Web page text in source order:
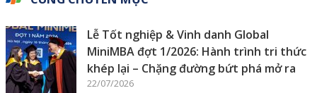
Lễ Tốt nghiệp & Vinh danh Global
MiniMBA đợt 1/2026: Hành trình tri thức
khép lại – Chặng đường bứt phá mở ra
22/07/2026